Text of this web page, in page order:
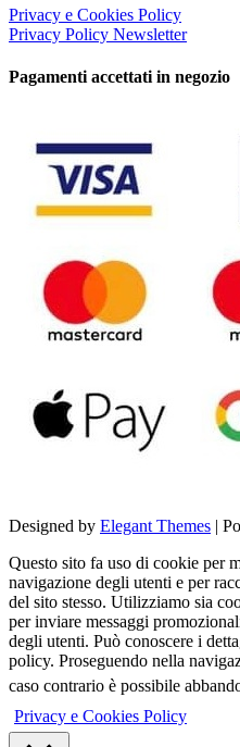
Privacy e Cookies Policy
Privacy Policy Newsletter
Pagamenti accettati in negozio
Designed by Elegant Themes |
Questo sito fa uso di cookie per
navigazione degli utenti e per
del sito stesso. Utilizziamo sia
per inviare messaggi
degli utenti. Può conoscere i
policy. Proseguendo nella
caso contrario è possibile
Privacy e Cookies Policy